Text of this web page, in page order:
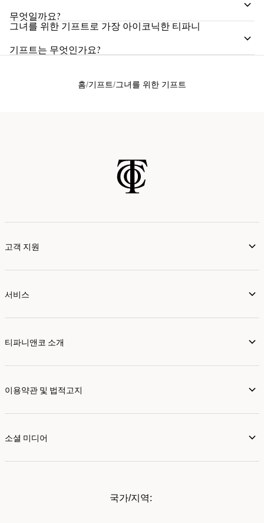
무엇일까요?
그녀를 위한 기프트로 가장 아이코닉한 티파니
기프트는 무엇인가요?
홈 기프트 그녀를 위한 기프트
고객 지원
서비스
티파니앤코 소개
이용약관 및 법적고지
소셜 미디어
국가/지역: